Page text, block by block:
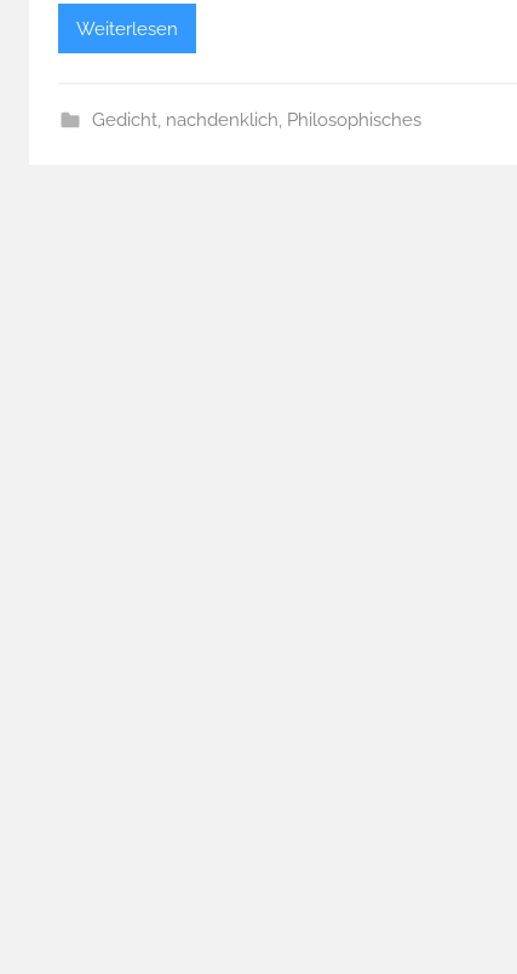
Weiterlesen
Gedicht, nachdenklich, Philosophisches